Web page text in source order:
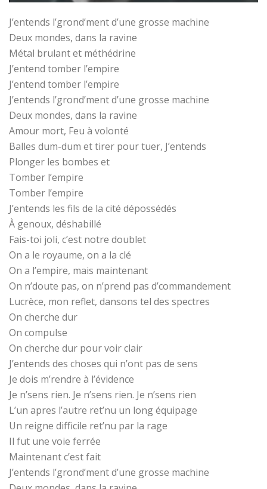
J’entends l’grond’ment d’une grosse machine
Deux mondes, dans la ravine
Métal brulant et méthédrine
J’entend tomber l’empire
J’entend tomber l’empire
J’entends l’grond’ment d’une grosse machine
Deux mondes, dans la ravine
Amour mort, Feu à volonté
Balles dum-dum et tirer pour tuer, J’entends
Plonger les bombes et
Tomber l’empire
Tomber l’empire
J’entends les fils de la cité dépossédés
À genoux, déshabillé
Fais-toi joli, c’est notre doublet
On a le royaume, on a la clé
On a l’empire, mais maintenant
On n’doute pas, on n’prend pas d’commandement
Lucrèce, mon reflet, dansons tel des spectres
On cherche dur
On compulse
On cherche dur pour voir clair
J’entends des choses qui n’ont pas de sens
Je dois m’rendre à l’évidence
Je n’sens rien. Je n’sens rien. Je n’sens rien
L’un apres l’autre ret’nu un long équipage
Un reigne difficile ret’nu par la rage
Il fut une voie ferrée
Maintenant c’est fait
J’entends l’grond’ment d’une grosse machine